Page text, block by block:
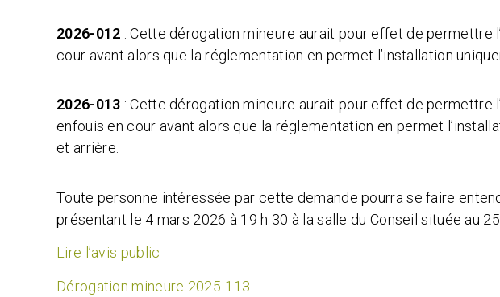
2026-012 : Cette dérogation mineure aurait pour effet de permettre
cour avant alors que la réglementation en permet l’installation
2026-013 : Cette dérogation mineure aurait pour effet de permettre
enfouis en cour avant alors que la réglementation en permet
et arrière.
Toute personne intéressée par cette demande pourra se faire
présentant le 4 mars 2026 à 19 h 30 à la salle du Conseil située au
Lire l’avis public
Dérogation mineure 2025-113